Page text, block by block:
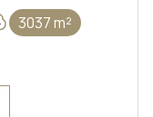
3037 m²